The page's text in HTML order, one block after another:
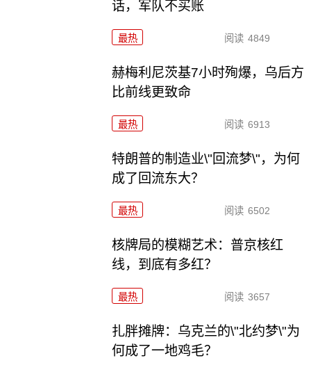
话，军队不买账
最热 阅读 4849
赫梅利尼茨基7小时殉爆，乌后方
比前线更致命
最热 阅读 6913
特朗普的制造业\"回流梦\"，为何
成了回流东大？
最热 阅读 6502
核牌局的模糊艺术：普京核红
线，到底有多红？
最热 阅读 3657
扎胖摊牌：乌克兰的\"北约梦\"为
何成了一地鸡毛？